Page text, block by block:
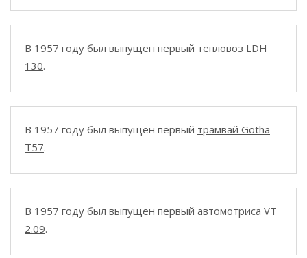
В 1957 году был выпущен первый тепловоз LDH
130.
В 1957 году был выпущен первый трамвай Gotha
T57.
В 1957 году был выпущен первый автомотриса VT
2.09.